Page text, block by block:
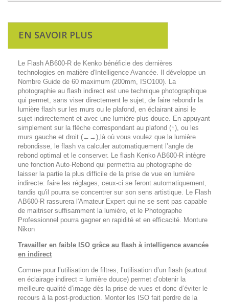
EN SAVOIR PLUS
Le Flash AB600-R de Kenko bénéficie des dernières
technologies en matière d'Intelligence Avancée. Il développe un
Nombre Guide de 60 maximum (200mm, ISO100). La
photographie au flash indirect est une technique photographique
qui permet, sans viser directement le sujet, de faire rebondir la
lumière flash sur les murs ou le plafond, en éclairant ainsi le
sujet indirectement et avec une lumière plus douce. En appuyant
simplement sur la flèche correspondant au plafond (↑), ou les
murs gauche et droit (←→),là où vous voulez que la lumière
rebondisse, le flash va calculer automatiquement l’angle de
rebond optimal et le conserver. Le flash Kenko AB600-R intègre
une fonction Auto-Rebond qui permettra au photographe de
laisser la partie la plus difficile de la prise de vue en lumière
indirecte: faire les réglages, ceux-ci se feront automatiquement,
tandis qu'il pourra se concentrer sur son sens artistique. Le Flash
AB600-R rassurera l'Amateur Expert qui ne se sent pas capable
de maitriser suffisamment la lumière, et le Photographe
Professionnel pourra gagner en rapidité et en efficacité. Monture
Nikon
Travailler en faible ISO grâce au flash à intelligence avancée
en indirect
Comme pour l’utilisation de filtres, l’utilisation d’un flash (surtout
en éclairage indirect = lumière douce) permet d’obtenir la
meilleure qualité d’image dès la prise de vues et donc d’éviter le
recours à la post-production. Monter les ISO fait perdre de la